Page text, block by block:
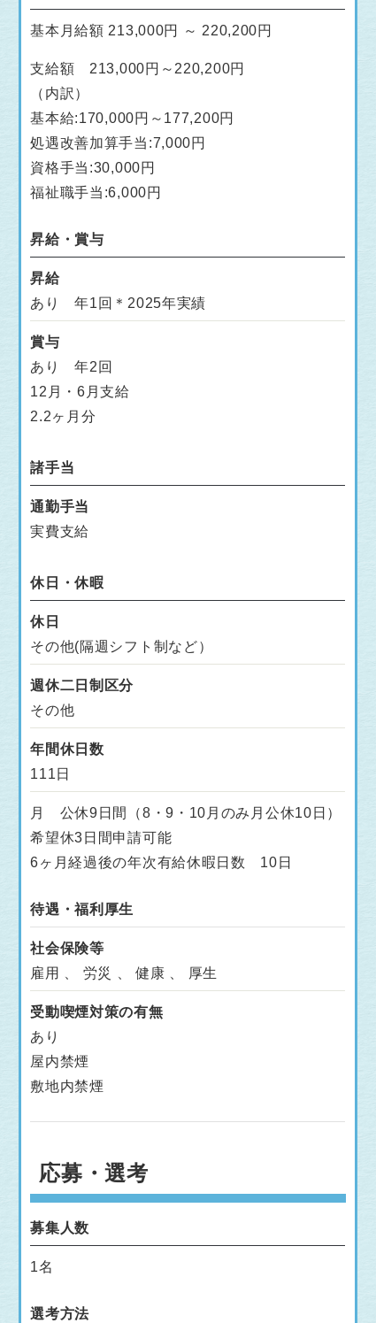
基本月給額 213,000円 ～ 220,200円
支給額 213,000円～220,200円
（内訳）
基本給:170,000円～177,200円
処遇改善加算手当:7,000円
資格手当:30,000円
福祉職手当:6,000円
昇給・賞与
昇給
あり 年1回＊2025年実績
賞与
あり 年2回
12月・6月支給
2.2ヶ月分
諸手当
通勤手当
実費支給
休日・休暇
休日
その他(隔週シフト制など）
週休二日制区分
その他
年間休日数
111日
月 公休9日間（8・9・10月のみ月公休10日）
希望休3日間申請可能
6ヶ月経過後の年次有給休暇日数 10日
待遇・福利厚生
社会保険等
雇用 、 労災 、 健康 、 厚生
受動喫煙対策の有無
あり
屋内禁煙
敷地内禁煙
応募・選考
募集人数
1名
選考方法